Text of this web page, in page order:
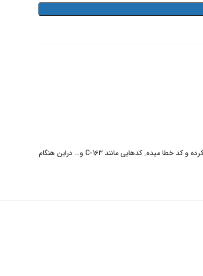
درواقع همان سیستم عامل اصلی دستگاه میباشد در برخی از مواقع دستگاه کونیکا دچار اختلالات نرم افزاری میشود و استپ کرده و کد خطا میده. کدهایی مانند C-163 و… دراین هنگام